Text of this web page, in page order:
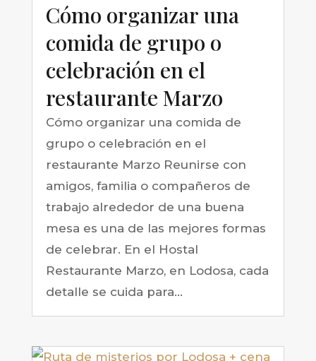
Cómo organizar una
comida de grupo o
celebración en el
restaurante Marzo
Cómo organizar una comida de
grupo o celebración en el
restaurante Marzo Reunirse con
amigos, familia o compañeros de
trabajo alrededor de una buena
mesa es una de las mejores formas
de celebrar. En el Hostal
Restaurante Marzo, en Lodosa, cada
detalle se cuida para...